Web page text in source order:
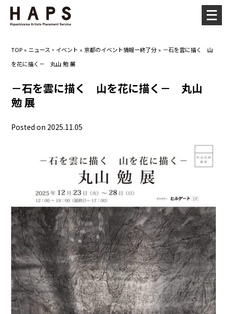
TOP » ニュース・イベント »京都のイベント情報ー終了分 » －石を雲に描く 山
を花に描く－ 丸山 勉 展
－石を雲に描く 山を花に描く－ 丸山
勉 展
Posted on 2025.11.05
メ
ニ
ー